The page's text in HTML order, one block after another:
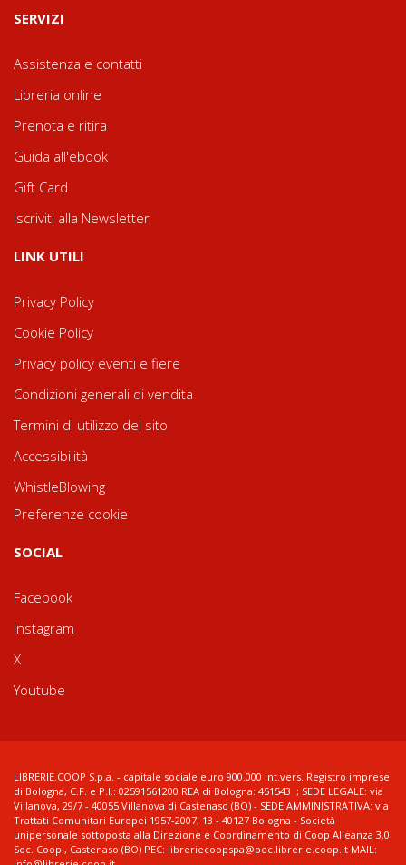
SERVIZI
Assistenza e contatti
Libreria online
Prenota e ritira
Guida all'ebook
Gift Card
Iscriviti alla Newsletter
LINK UTILI
Privacy Policy
Cookie Policy
Privacy policy eventi e fiere
Condizioni generali di vendita
Termini di utilizzo del sito
Accessibilità
WhistleBlowing
Preferenze cookie
SOCIAL
Facebook
Instagram
X
Youtube
LIBRERIE.COOP S.p.a. - capitale sociale euro 900.000 int.vers. Registro imprese
di Bologna, C.F. e P.I.: 02591561200 REA di Bologna: 451543 ; SEDE LEGALE: via
Villanova, 29/7 - 40055 Villanova di Castenaso (BO) - SEDE AMMINISTRATIVA: via
Trattati Comunitari Europei 1957-2007, 13 - 40127 Bologna - Società
unipersonale sottoposta alla Direzione e Coordinamento di Coop Alleanza 3.0
Soc. Coop., Castenaso (BO) PEC: libreriecoopspa@pec.librerie.coop.it MAIL: